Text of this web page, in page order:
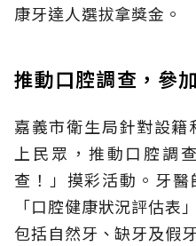
康牙達人選拔拿獎金。
推動口腔調查，參
嘉義市衛生局針對設
上民眾，推動口腔調
查！」摸彩活動。牙
「口腔健康狀況評估表
包括自然牙、缺牙及假